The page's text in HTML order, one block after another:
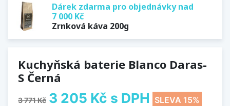
Dárek zdarma pro objednávky nad
7 000 Kč
Zrnková káva 200g
Kuchyňská baterie Blanco Daras-
S Černá
3 771 Kč 3 205 Kč s DPH SLEVA 15%